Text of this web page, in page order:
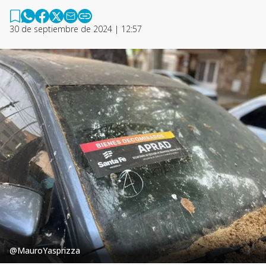
30 de septiembre de 2024 | 12:57
@MauroYasprizza